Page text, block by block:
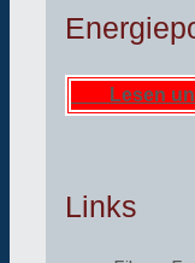
Lesen
Links